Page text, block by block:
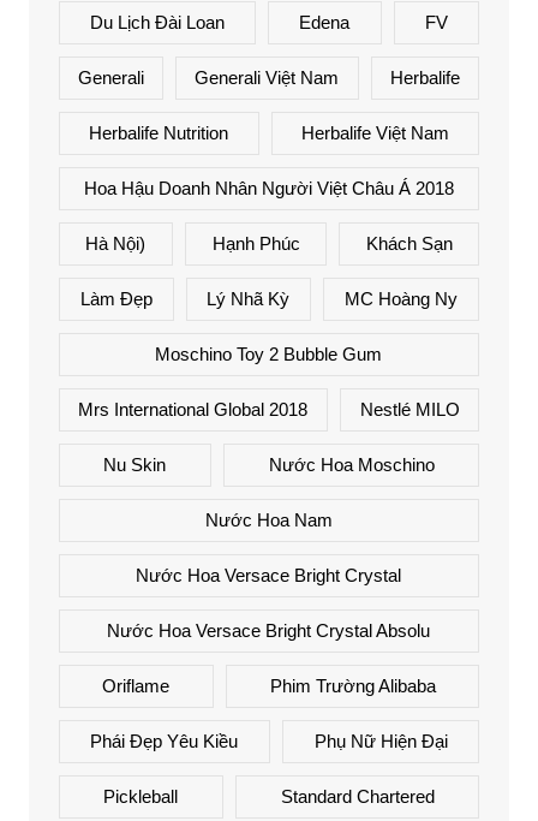
Du Lịch Đài Loan Edena FV
Generali Generali Việt Nam Herbalife
Herbalife Nutrition Herbalife Việt Nam
Hoa Hậu Doanh Nhân Người Việt Châu Á 2018
Hà Nội) Hạnh Phúc Khách Sạn
Làm Đẹp Lý Nhã Kỳ MC Hoàng Ny
Moschino Toy 2 Bubble Gum
Mrs International Global 2018 Nestlé MILO
Nu Skin Nước Hoa Moschino
Nước Hoa Nam
Nước Hoa Versace Bright Crystal
Nước Hoa Versace Bright Crystal Absolu
Oriflame Phim Trường Alibaba
Phái Đẹp Yêu Kiều Phụ Nữ Hiện Đại
Pickleball Standard Chartered